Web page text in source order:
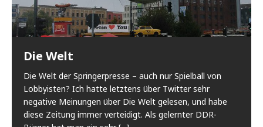
Die Welt
Die Welt der Springerpresse – auch nur Spielball von
Lobbyisten? Ich hatte letztens über Twitter sehr
negative Meinungen über Die Welt gelesen, und habe
diese Zeitung immer verteidigt. Als gelernter DDR-